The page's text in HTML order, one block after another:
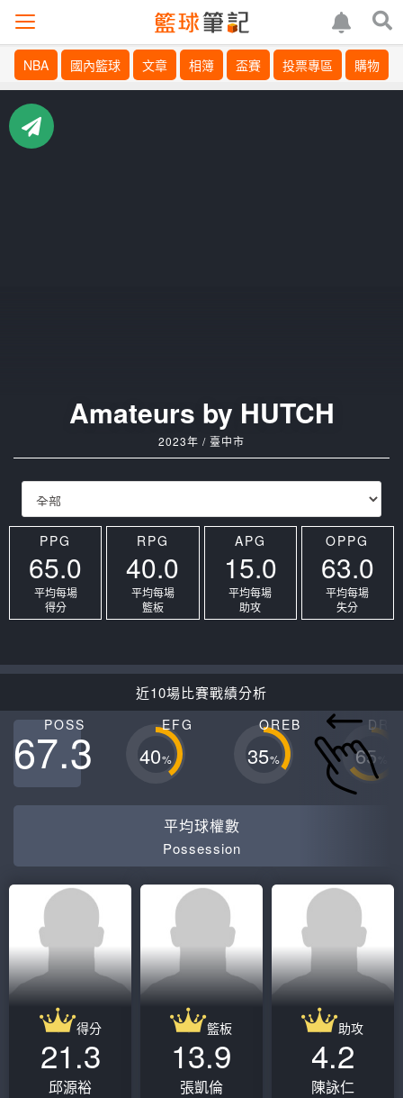
NBA 國內籃球 文章 相簿 盃賽 投票專區 購物
Amateurs by HUTCH
2023年 / 臺中市
PPG
65.0
平均每場
得分
RPG
40.0
平均每場
籃板
APG
15.0
平均每場
助攻
OPPG
63.0
平均每場
失分
近10場比賽戰績分析
POSS
67.3 EFG
40%
OREB
35% 65
平均球權數
Possession
得分
21.3
邱源裕
籃板
13.9
張凱倫
助攻
4.2
陳詠仁